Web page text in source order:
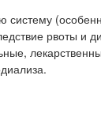
рвоты и